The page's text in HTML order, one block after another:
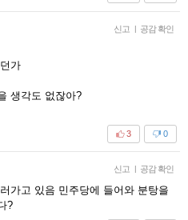
신고 | 공감 확인
가
생각도 없잖아?
0
3
신고 | 공감 확인
가고 있음 민주당에 들어와 분탕을
?